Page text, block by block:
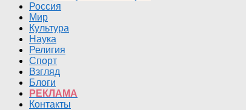
Россия
Мир
Культура
Наука
Религия
Спорт
Взгляд
Блоги
РЕКЛАМА
Контакты